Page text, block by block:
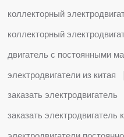
коллекторный
коллекторный
двигатель с постоянными
электродвигатели из китая
заказать электродвигатель
заказать электродвигатель